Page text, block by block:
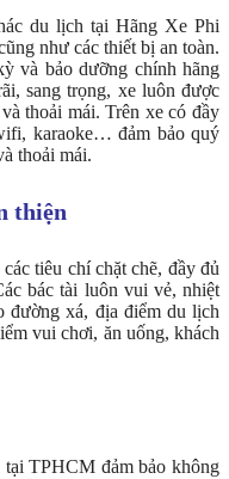
du lịch tại Hãng Xe Phi
như các thiết bị an toàn.
và bảo dưỡng chính hãng
sang trọng, xe luôn được
thoải mái. Trên xe có đầy
karaoke… đảm bảo quý
thoải mái.
thiện
tiêu chí chặt chẽ, đầy đủ
bác tài luôn vui vẻ, nhiệt
đường xá, địa điểm du lịch
vui chơi, ăn uống, khách
tại TPHCM đảm bảo không